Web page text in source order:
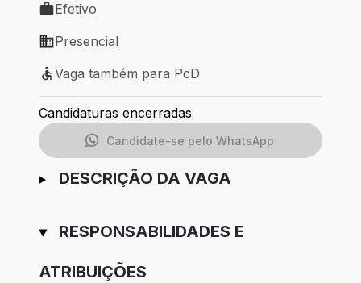
Tipo de vaga: Efetivo
Efetivo
Modelo de trabalho: Presencial
Presencial
Vaga também para PcD
Vaga também para PcD
Candidaturas encerradas
Candidate-se pelo WhatsApp
DESCRIÇÃO DA VAGA
RESPONSABILIDADES E
ATRIBUIÇÕES